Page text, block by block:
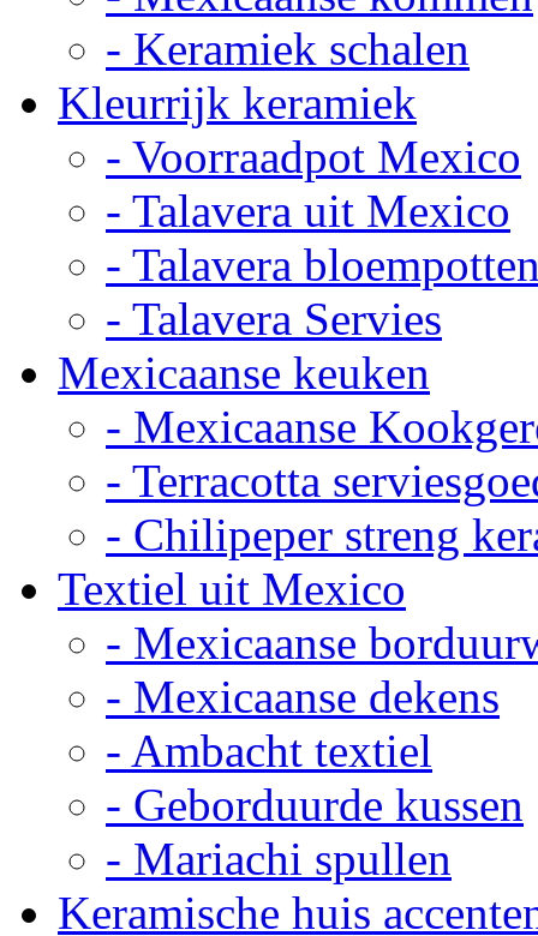
- Keramiek schalen
Kleurrijk keramiek
- Voorraadpot Mexico
- Talavera uit Mexico
- Talavera
- Talavera Servies
Mexicaanse keuken
- Mexicaanse
- Terracotta
- Chilipeper streng
Textiel uit Mexico
- Mexicaanse
- Mexicaanse dekens
- Ambacht textiel
- Geborduurde kussen
- Mariachi spullen
Keramische huis